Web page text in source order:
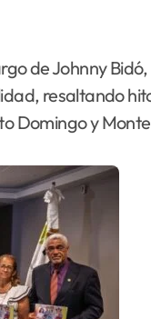
de Johnny
resaltando
Domingo y